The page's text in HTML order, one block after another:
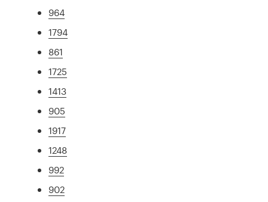
964
1794
861
1725
1413
905
1917
1248
992
902